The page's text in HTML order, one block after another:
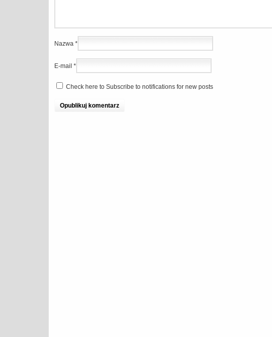
Nazwa *
E-mail *
Check here to Subscribe to notifications for new posts